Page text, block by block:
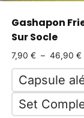
Gashapon
Sur Socle
7,90 € – 46,90 €
Capsule
Set